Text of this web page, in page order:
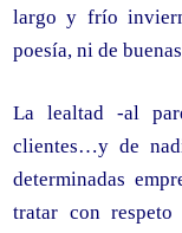
largo y frío
poesía, ni de
La lealtad -al
clientes…y de
determinadas
tratar con